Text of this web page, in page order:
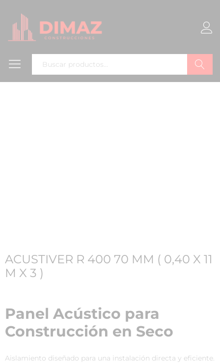
Buscar
ACUSTIVER R 400 70 MM ( 0,40 X 11
M X 3 )
Panel Acústico para
Construcción en Seco
Aislamiento diseñado para una instalación directa y eficiente.